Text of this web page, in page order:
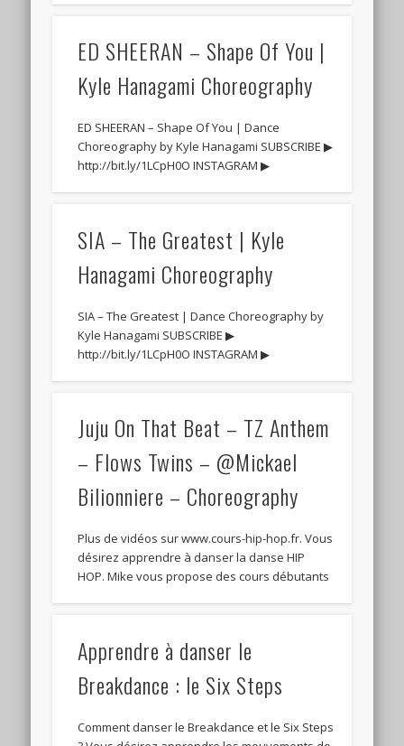
ED SHEERAN – Shape Of You |
Kyle Hanagami Choreography
ED SHEERAN – Shape Of You | Dance
Choreography by Kyle Hanagami SUBSCRIBE ▶
http://bit.ly/1LCpH0O INSTAGRAM ▶
SIA – The Greatest | Kyle
Hanagami Choreography
SIA – The Greatest | Dance Choreography by
Kyle Hanagami SUBSCRIBE ▶
http://bit.ly/1LCpH0O INSTAGRAM ▶
Juju On That Beat – TZ Anthem
– Flows Twins – @Mickael
Bilionniere – Choreography
Plus de vidéos sur www.cours-hip-hop.fr. Vous
désirez apprendre à danser la danse HIP
HOP. Mike vous propose des cours débutants
Apprendre à danser le
Breakdance : le Six Steps
Comment danser le Breakdance et le Six Steps